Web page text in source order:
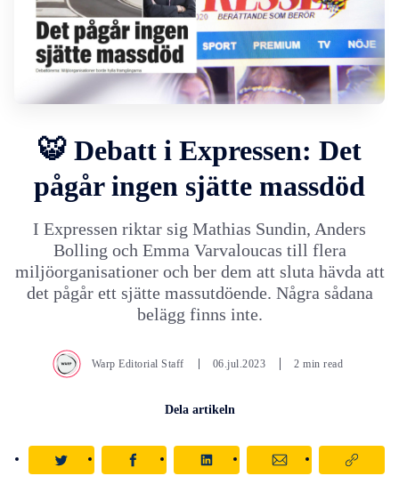
🐯 Debatt i Expressen: Det
pågår ingen sjätte massdöd
I Expressen riktar sig Mathias Sundin, Anders
Bolling och Emma Varvaloucas till flera
miljöorganisationer och ber dem att sluta hävda att
det pågår ett sjätte massutdöende. Några sådana
belägg finns inte.
Warp Editorial Staff 06.jul.2023 2 min read
Dela artikeln